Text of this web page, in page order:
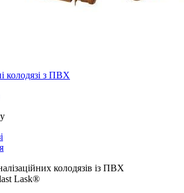
колодязі з ПВХ
колодязів із ПВХ
Lask®